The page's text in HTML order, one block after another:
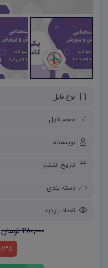
نوع فایل
حجم فایل
نویسنده
تاریخ انتشار
دسته بندی
تعداد بازدید
480,000 تومان
٪38 تخفیف